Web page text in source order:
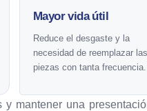
Mayor vida útil
Reduce el desgaste y la
necesidad de reemplazar las
piezas con tanta frecuencia.
mantener una